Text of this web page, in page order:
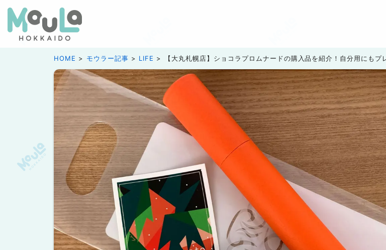
HOME モウラー記事 LIFE 【大丸札幌店】ショコラプロムナードの購入品を紹介！自分用にも